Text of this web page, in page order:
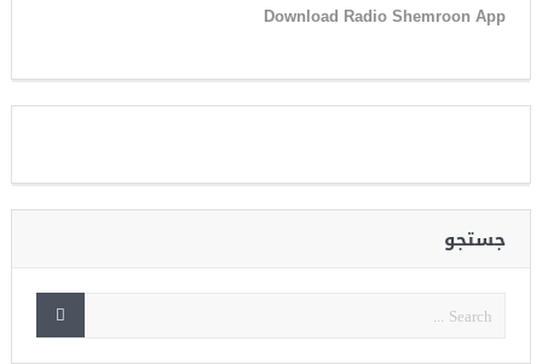
Download Radio Shemroon App
جستجو